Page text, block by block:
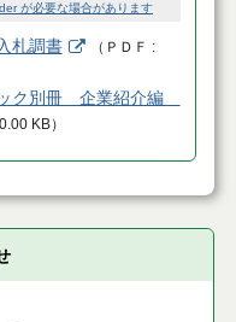
が必要な場合があります
札調書 （ ＰＤＦ
ク別冊 企業紹介編
KB）